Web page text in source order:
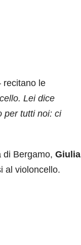
recitano le
Lei dice
per tutti noi: ci
di Bergamo, Giulia
al violoncello.